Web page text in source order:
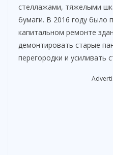
стеллажами, тяжелыми
бумаги. В 2016 году было
капитальном ремонте
демонтировать старые
перегородки и усиливать